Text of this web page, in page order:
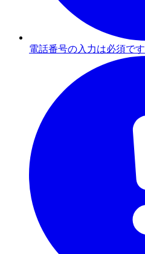
電話番号の入力は必須です